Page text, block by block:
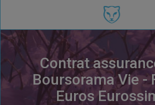
Contrat
Boursorama Vie -
Euros